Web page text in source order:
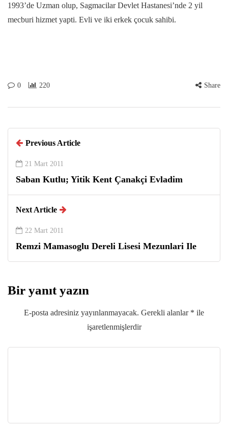
1993’de Uzman olup, Sagmacilar Devlet Hastanesi’nde 2 yil
mecburi hizmet yapti. Evli ve iki erkek çocuk sahibi.
0 220 Share
Previous Article
21 Mart 2011
Saban Kutlu; Yitik Kent Çanakçi Evladim
Next Article
22 Mart 2011
Remzi Mamasoglu Dereli Lisesi Mezunlari Ile
Bir yanıt yazın
E-posta adresiniz yayınlanmayacak. Gerekli alanlar * ile
işaretlenmişlerdir